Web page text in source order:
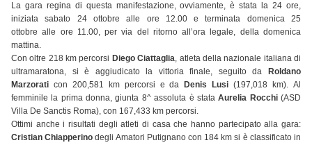
La gara regina di questa manifestazione, ovviamente, è stata la 24 ore,
iniziata sabato 24 ottobre alle ore 12.00 e terminata domenica 25
ottobre alle ore 11.00, per via del ritorno all’ora legale, della domenica
mattina.
Con oltre 218 km percorsi Diego Ciattaglia, atleta della nazionale italiana di
ultramaratona, si è aggiudicato la vittoria finale, seguito da
Roldano
Marzorati con 200,581 km percorsi e da Denis Lusi (197,018 km). Al
femminile la prima donna, giunta 8^ assoluta è stataAurelia Rocchi(ASD
Villa De Sanctis Roma), con 167,433 km percorsi.
Ottimi anche i risultati degli atleti di casa che hanno partecipato alla gara:
Cristian Chiapperinodegli Amatori Putignano con 184 km si è classificato in